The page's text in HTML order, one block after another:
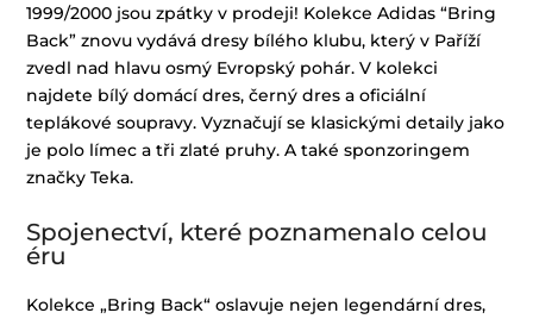
1999/2000 jsou zpátky v prodeji! Kolekce Adidas “Bring
Back” znovu vydává dresy bílého klubu, který v Paříží
zvedl nad hlavu osmý Evropský pohár. V kolekci
najdete bílý domácí dres, černý dres a oficiální
teplákové soupravy. Vyznačují se klasickými detaily jako
je polo límec a tři zlaté pruhy. A také sponzoringem
značky Teka.
Spojenectví, které poznamenalo celou
éru
Kolekce „Bring Back“ oslavuje nejen legendární dres,